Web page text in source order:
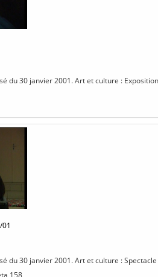
du 30 janvier 2001. Art et culture :
du 30 janvier 2001. Art et culture :
158